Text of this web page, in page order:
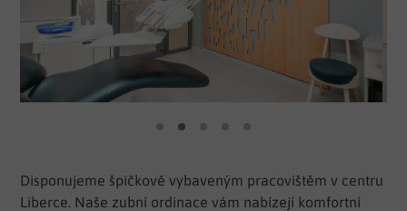
Disponujeme špičkově vybaveným pracovištěm v centru
Liberce. Naše zubní ordinace vám nabízejí komfortní